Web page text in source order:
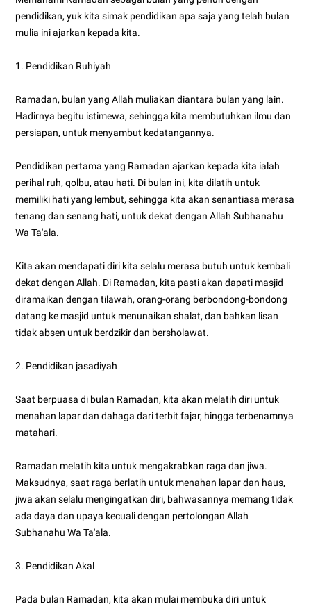
pendidikan, yuk kita simak pendidikan apa saja yang telah bulan
mulia ini ajarkan kepada kita.
1. Pendidikan Ruhiyah
Ramadan, bulan yang Allah muliakan diantara bulan yang lain.
Hadirnya begitu istimewa, sehingga kita membutuhkan ilmu dan
persiapan, untuk menyambut kedatangannya.
Pendidikan pertama yang Ramadan ajarkan kepada kita ialah
perihal ruh, qolbu, atau hati. Di bulan ini, kita dilatih untuk
memiliki hati yang lembut, sehingga kita akan senantiasa merasa
tenang dan senang hati, untuk dekat dengan Allah Subhanahu
Wa Ta'ala.
Kita akan mendapati diri kita selalu merasa butuh untuk kembali
dekat dengan Allah. Di Ramadan, kita pasti akan dapati masjid
diramaikan dengan tilawah, orang-orang berbondong-bondong
datang ke masjid untuk menunaikan shalat, dan bahkan lisan
tidak absen untuk berdzikir dan bersholawat.
2. Pendidikan jasadiyah
Saat berpuasa di bulan Ramadan, kita akan melatih diri untuk
menahan lapar dan dahaga dari terbit fajar, hingga terbenamnya
matahari.
Ramadan melatih kita untuk mengakrabkan raga dan jiwa.
Maksudnya, saat raga berlatih untuk menahan lapar dan haus,
jiwa akan selalu mengingatkan diri, bahwasannya memang tidak
ada daya dan upaya kecuali dengan pertolongan Allah
Subhanahu Wa Ta'ala.
3. Pendidikan Akal
Pada bulan Ramadan, kita akan mulai membuka diri untuk